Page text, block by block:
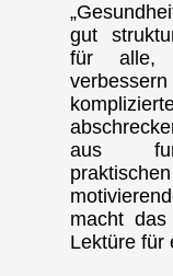
gut
für alle,
aus
macht
Lektüre für